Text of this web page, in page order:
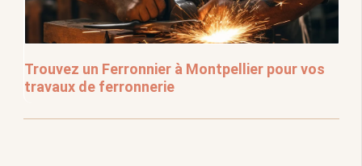
Trouvez un Ferronnier à Montpellier pour vos
travaux de ferronnerie